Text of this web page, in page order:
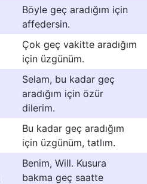
Böyle geç aradığım için
affedersin.
Çok geç vakitte aradığım
için üzgünüm.
Selam, bu kadar geç
aradığım için özür
dilerim.
Bu kadar geç aradığım
için üzgünüm, tatlım.
Benim, Will. Kusura
bakma geç saatte